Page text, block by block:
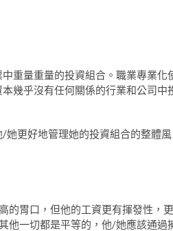
重量重量的投資組合。職業專業化
幾乎沒有任何關係的行業和公司中
她更好地管理她的投資組合的整體風
的胃口，但他的工資更有揮發性，更
他一切都是平等的，他/她應該通過